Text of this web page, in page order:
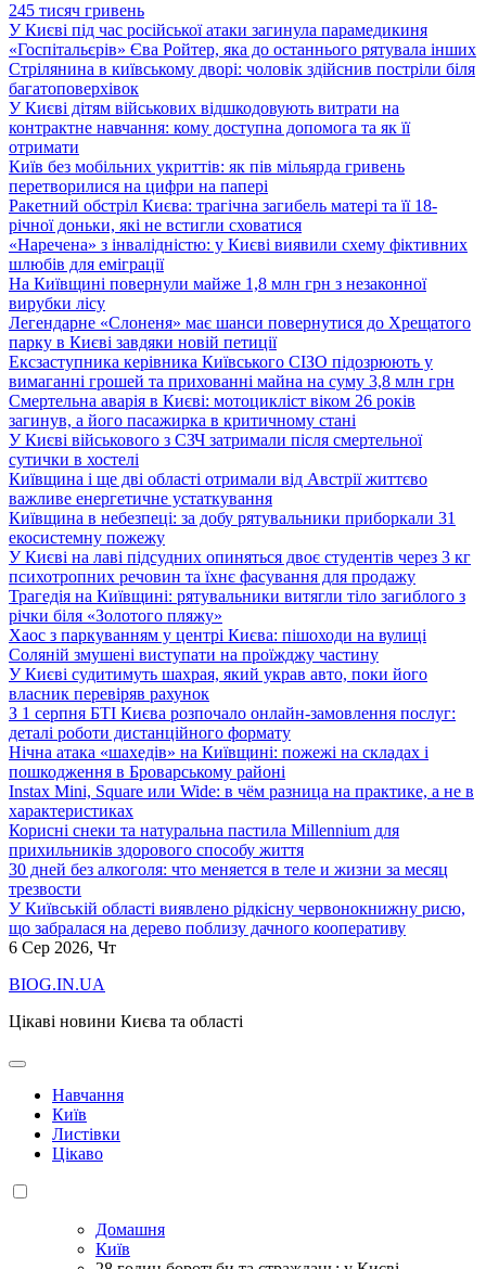
245 тисяч гривень
У Києві під час російської атаки загинула парамедикиня
«Госпітальєрів» Єва Ройтер, яка до останнього рятувала інших
Стрілянина в київському дворі: чоловік здійснив постріли біля
багатоповерхівок
У Києві дітям військових відшкодовують витрати на
контрактне навчання: кому доступна допомога та як її
отримати
Київ без мобільних укриттів: як пів мільярда гривень
перетворилися на цифри на папері
Ракетний обстріл Києва: трагічна загибель матері та її 18-
річної доньки, які не встигли сховатися
«Наречена» з інвалідністю: у Києві виявили схему фіктивних
шлюбів для еміграції
На Київщині повернули майже 1,8 млн грн з незаконної
вирубки лісу
Легендарне «Слоненя» має шанси повернутися до Хрещатого
парку в Києві завдяки новій петиції
Ексзаступника керівника Київського СІЗО підозрюють у
вимаганні грошей та прихованні майна на суму 3,8 млн грн
Смертельна аварія в Києві: мотоцикліст віком 26 років
загинув, а його пасажирка в критичному стані
У Києві військового з СЗЧ затримали після смертельної
сутички в хостелі
Київщина і ще дві області отримали від Австрії життєво
важливе енергетичне устаткування
Київщина в небезпеці: за добу рятувальники приборкали 31
екосистемну пожежу
У Києві на лаві підсудних опиняться двоє студентів через 3 кг
психотропних речовин та їхнє фасування для продажу
Трагедія на Київщині: рятувальники витягли тіло загиблого з
річки біля «Золотого пляжу»
Хаос з паркуванням у центрі Києва: пішоходи на вулиці
Соляній змушені виступати на проїжджу частину
У Києві судитимуть шахрая, який украв авто, поки його
власник перевіряв рахунок
З 1 серпня БТІ Києва розпочало онлайн-замовлення послуг:
деталі роботи дистанційного формату
Нічна атака «шахедів» на Київщині: пожежі на складах і
пошкодження в Броварському районі
Instax Mini, Square или Wide: в чём разница на практике, а не в
характеристиках
Корисні снеки та натуральна пастила Millennium для
прихильників здорового способу життя
30 дней без алкоголя: что меняется в теле и жизни за месяц
трезвости
У Київській області виявлено рідкісну червонокнижну рисю,
що забралася на дерево поблизу дачного кооперативу
6 Сер 2026, Чт
BIOG.IN.UA
Цікаві новини Києва та області
Навчання
Київ
Листівки
Цікаво
Домашня
Київ